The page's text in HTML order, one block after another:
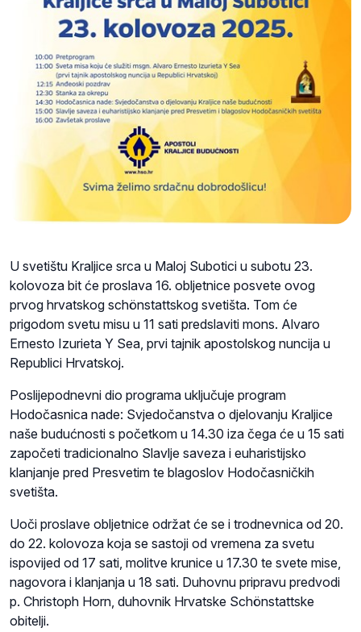
U svetištu Kraljice srca u Maloj Subotici u subotu 23.
kolovoza bit će proslava 16. obljetnice posvete ovog
prvog hrvatskog schönstattskog svetišta. Tom će
prigodom svetu misu u 11 sati predslaviti mons. Alvaro
Ernesto Izurieta Y Sea, prvi tajnik apostolskog nuncija u
Republici Hrvatskoj.
Poslijepodnevni dio programa uključuje program
Hodočasnica nade: Svjedočanstva o djelovanju Kraljice
naše budućnosti s početkom u 14.30 iza čega će u 15 sati
započeti tradicionalno Slavlje saveza i euharistijsko
klanjanje pred Presvetim te blagoslov Hodočasničkih
svetišta.
Uoči proslave obljetnice održat će se i trodnevnica od 20.
do 22. kolovoza koja se sastoji od vremena za svetu
ispovijed od 17 sati, molitve krunice u 17.30 te svete mise,
nagovora i klanjanja u 18 sati. Duhovnu pripravu predvodi
p. Christoph Horn, duhovnik Hrvatske Schönstattske
obitelji.